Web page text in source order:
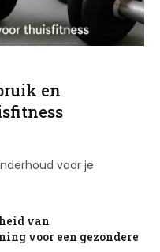
en
voor je
van
voor een gezondere